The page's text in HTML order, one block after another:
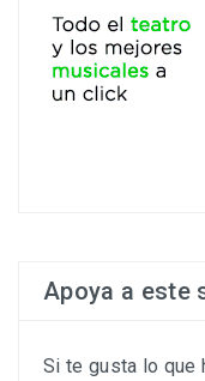
Apoya a este
Si te gusta lo que